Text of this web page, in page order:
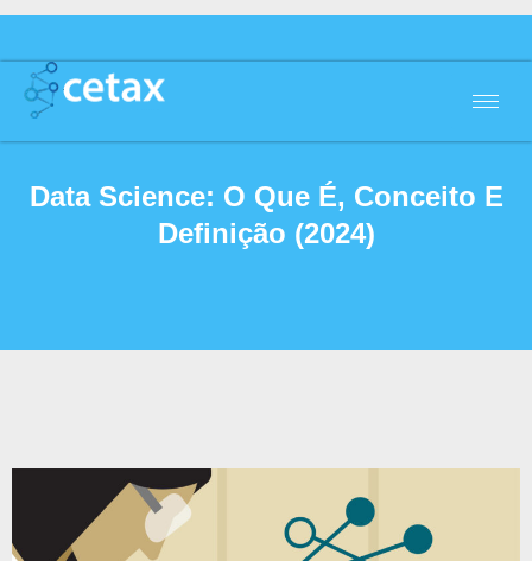
Data Science: O Que É, Conceito E
Definição (2024)